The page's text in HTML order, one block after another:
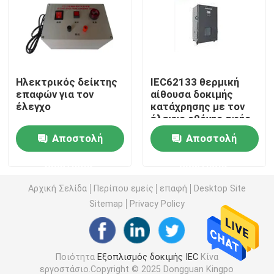
Εξοπλισμός δοκιμής ευφλέκτου
οδηγημένος ελαφρύς εξοπλισμός δοκιμής
Έλεγχος δάχτυλων δοκιμής
περιβαλλοντικές αίθουσες δοκιμής
Εξοπλισμός δοκιμής μπαταριών της EV
Μανόμετρα ελέγχου ακριβείας
Ηλεκτρικός δείκτης
επαφών για τον
έλεγχο
Αποστολή
IEC62133 θερμική
αίθουσα δοκιμής
κατάχρησης με τον
έλεγχο οθόνης αφής
PLC
Αποστολή
Αρχική Σελίδα Περίπου εμείς επαφή
Desktop Site
Sitemap
Privacy Policy
Ποιότητα Εξοπλισμός δοκιμής IECΚίνα
εργοστάσιο.Copyright © 2025 Dongguan Kingpo